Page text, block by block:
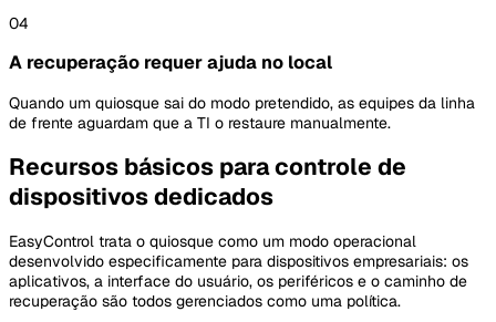
04
A recuperação requer ajuda no local
Quando um quiosque sai do modo pretendido, as equipes da linha
de frente aguardam que a TI o restaure manualmente.
Recursos básicos para controle de
dispositivos dedicados
EasyControl trata o quiosque como um modo operacional
desenvolvido especificamente para dispositivos empresariais: os
aplicativos, a interface do usuário, os periféricos e o caminho de
recuperação são todos gerenciados como uma política.